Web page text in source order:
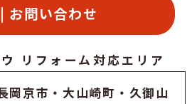
| お問い合わせ
リフォーム対応エリア
岡京市 ・大山崎町・久御山